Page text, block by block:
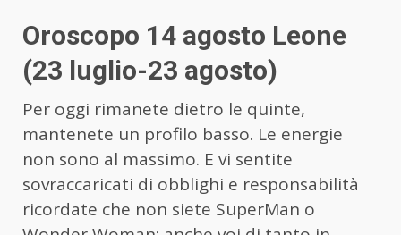
Oroscopo 14 agosto Leone
(23 luglio-23 agosto)
Per oggi rimanete dietro le quinte,
mantenete un profilo basso. Le energie
non sono al massimo. E vi sentite
sovraccaricati di obblighi e responsabilità
ricordate che non siete SuperMan o